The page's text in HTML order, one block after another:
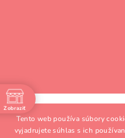
Tento web používa súbory
vyjadrujete súhlas s ich
Copyright 2026
Zobraziť